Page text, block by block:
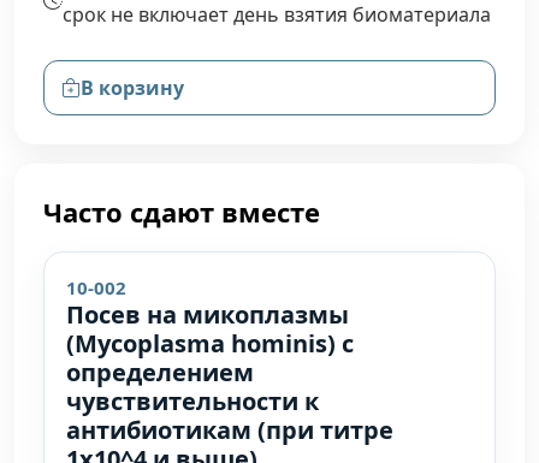
срок не включает день взятия биоматериала
В корзину
Часто сдают вместе
10-002
Посев на микоплазмы
(Mycoplasma hominis) с
определением
чувствительности к
антибиотикам (при титре